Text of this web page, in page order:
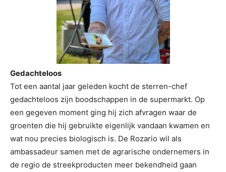
Gedachteloos
Tot een aantal jaar geleden kocht de sterren-chef
gedachteloos zijn boodschappen in de supermarkt. Op
een gegeven moment ging hij zich afvragen waar de
groenten die hij gebruikte eigenlijk vandaan kwamen en
wat nou precies biologisch is. De Rozario wil als
ambassadeur samen met de agrarische ondernemers in
de regio de streekproducten meer bekendheid gaan